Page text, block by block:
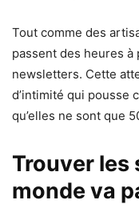
Tout comme des
passent des heures
newsletters. Cette
d’intimité qui pousse
qu’elles ne sont que
Trouver les
monde va